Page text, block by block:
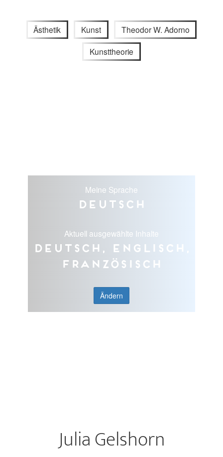
Ästhetik Kunst Theodor W. Adorno
Kunsttheorie
Meine Sprache
Deutsch
Aktuell ausgewählte Inhalte
Deutsch, Englisch,
Französisch
Ändern
Julia Gelshorn